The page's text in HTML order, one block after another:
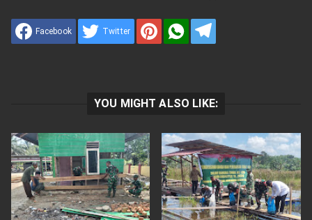
Facebook Twitter
YOU MIGHT ALSO LIKE: